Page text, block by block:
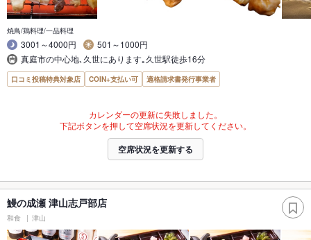
焼鳥/鶏料理/一品料理
3001～4000円
501～1000円
真庭市の中心地､久世にあります｡久世駅徒歩16分
口コミ投稿特典対象店 COIN+支払い可 適格請求書発行事業者
カレンダーの更新に失敗しました。
下記ボタンを押して空席状況を更新してください。
空席状況を更新する
鰻の成瀬 津山志戸部店
和食 津山